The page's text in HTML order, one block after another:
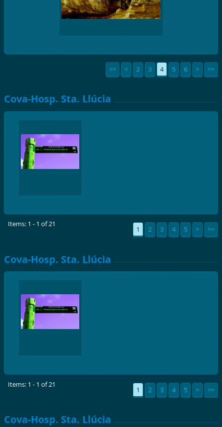
<< < 2 3 4 5 6 > >>
Cova-Hosp. Sta. Llúcia
Items: 1 - 1 of 21
1 2 3 4 5 > >>
Cova-Hosp. Sta. Llúcia
Items: 1 - 1 of 21
1 2 3 4 5 > >>
Cova-Hosp. Sta. Llúcia